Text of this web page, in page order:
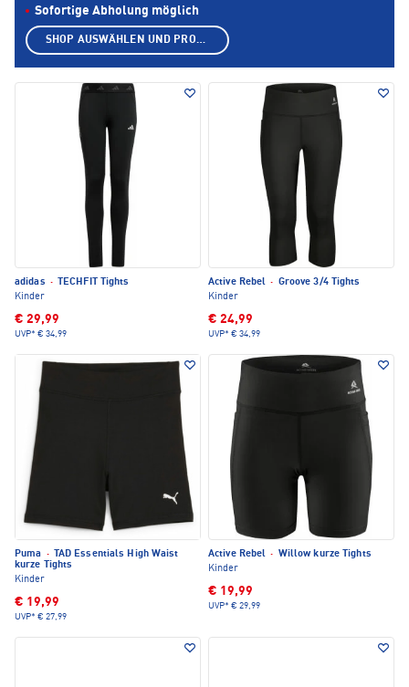
adidas ·
TECHFIT Tights
Kinder
€ 29,99
UVP* € 34,99
Active Rebel · Groove 3/4 Tights
Kinder
€ 24,99
UVP* € 34,99
Puma ·
TAD Essentials High Waist
kurze Tights
Kinder
€ 19,99
UVP* € 27,99
Active Rebel · Willow kurze Tights
Kinder
€ 19,99
UVP* € 29,99
Sofortige Abholung möglich
SHOP AUSWÄHLEN UND PRODUKTE ANZEIGEN